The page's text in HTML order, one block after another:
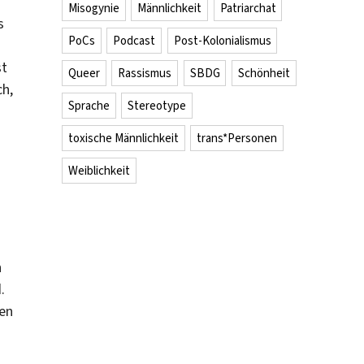
Misogynie Männlichkeit Patriarchat
PoCs Podcast Post-Kolonialismus
Queer Rassismus SBDG Schönheit
Sprache Stereotype
toxische Männlichkeit trans*Personen
Weiblichkeit